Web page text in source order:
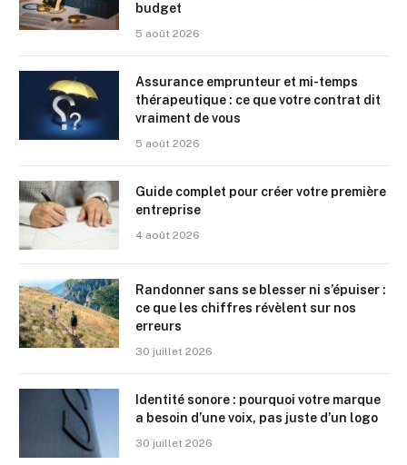
budget
5 août 2026
Assurance emprunteur et mi-temps
thérapeutique : ce que votre contrat dit
vraiment de vous
5 août 2026
Guide complet pour créer votre première
entreprise
4 août 2026
Randonner sans se blesser ni s’épuiser :
ce que les chiffres révèlent sur nos
erreurs
30 juillet 2026
Identité sonore : pourquoi votre marque
a besoin d’une voix, pas juste d’un logo
30 juillet 2026